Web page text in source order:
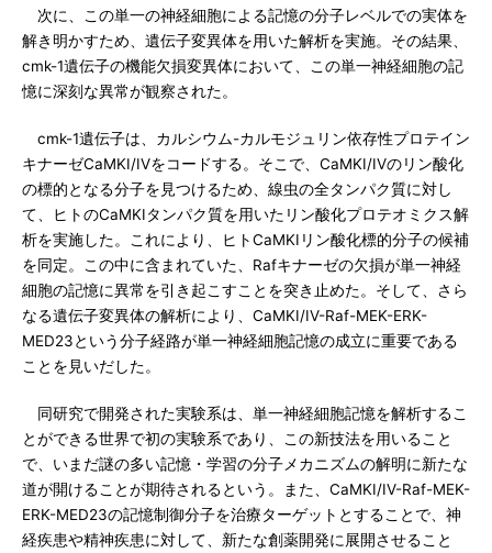
次に、この単一の神経細胞による記憶の分子レベルでの実体を
解き明かすため、遺伝子変異体を用いた解析を実施。その結果、
cmk-1遺伝子の機能欠損変異体において、この単一神経細胞の記
憶に深刻な異常が観察された。
cmk-1遺伝子は、カルシウム-カルモジュリン依存性プロテイン
キナーゼCaMKI/IVをコードする。そこで、CaMKI/IVのリン酸化
の標的となる分子を見つけるため、線虫の全タンパク質に対し
て、ヒトのCaMKIタンパク質を用いたリン酸化プロテオミクス解
析を実施した。これにより、ヒトCaMKIリン酸化標的分子の候補
を同定。この中に含まれていた、Rafキナーゼの欠損が単一神経
細胞の記憶に異常を引き起こすことを突き止めた。そして、さら
なる遺伝子変異体の解析により、CaMKI/IV-Raf-MEK-ERK-
MED23という分子経路が単一神経細胞記憶の成立に重要である
ことを見いだした。
同研究で開発された実験系は、単一神経細胞記憶を解析するこ
とができる世界で初の実験系であり、この新技法を用いること
で、いまだ謎の多い記憶・学習の分子メカニズムの解明に新たな
道が開けることが期待されるという。また、CaMKI/IV-Raf-MEK-
ERK-MED23の記憶制御分子を治療ターゲットとすることで、神
経疾患や精神疾患に対して、新たな創薬開発に展開させること